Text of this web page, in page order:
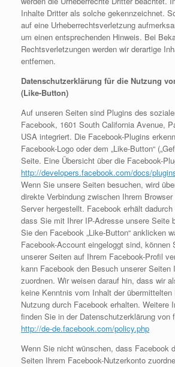
Inhalte Dritter als solche gekennzeichnet.
auf eine Urheberrechtsverletzung
um einen entsprechenden Hinweis. Bei
Rechtsverletzungen werden wir derartige
entfernen.
Datenschutzerklärung für die Nutzung
(Like-Button)
Auf unseren Seiten sind Plugins des
Facebook, 1601 South California Avenue,
USA integriert. Die Facebook-Plugins
Facebook-Logo oder dem „Like-Button“
Seite. Eine Übersicht über die Facebook-
http://developers.facebook.com/docs/
Wenn Sie unsere Seiten besuchen, wird
direkte Verbindung zwischen Ihrem
Server hergestellt. Facebook erhält
dass Sie mit Ihrer IP-Adresse unsere Seite
Sie den Facebook „Like-Button“ anklicken
Facebook-Account eingeloggt sind, können
unserer Seiten auf Ihrem Facebook-Profil
kann Facebook den Besuch unserer Seiten
zuordnen. Wir weisen darauf hin, dass wir
keine Kenntnis vom Inhalt der übermittelten
Nutzung durch Facebook erhalten. Weitere
finden Sie in der Datenschutzerklärung von
http://de-de.facebook.com/policy.php
Wenn Sie nicht wünschen, dass Facebook
Seiten Ihrem Facebook-Nutzerkonto